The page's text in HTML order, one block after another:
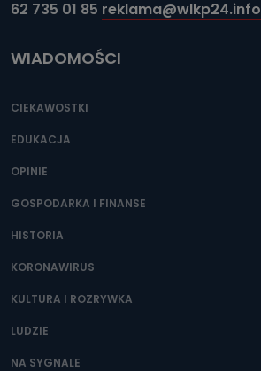
62 735 01 85 reklama@wlkp24.info
WIADOMOŚCI
CIEKAWOSTKI
EDUKACJA
OPINIE
GOSPODARKA I FINANSE
HISTORIA
KORONAWIRUS
KULTURA I ROZRYWKA
LUDZIE
NA SYGNALE